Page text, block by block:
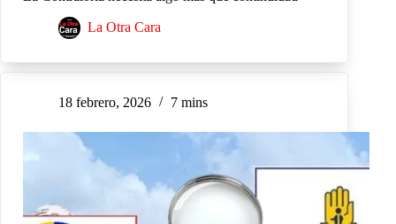
La Otra Cara
18 febrero, 2026 7 mins